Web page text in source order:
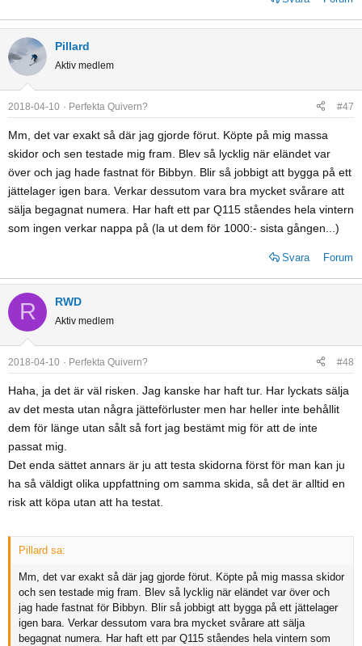
Pillard
Aktiv medlem
2018-04-10 Perfekta Quivern? #47
Mm, det var exakt så där jag gjorde förut. Köpte på mig massa
skidor och sen testade mig fram. Blev så lycklig när eländet var
över och jag hade fastnat för Bibbyn. Blir så jobbigt att bygga på ett
jättelager igen bara. Verkar dessutom vara bra mycket svårare att
sälja begagnat numera. Har haft ett par Q115 ståendes hela vintern
som ingen verkar nappa på (la ut dem för 1000:- sista gången...)
Svara Forum
R RWD
Aktiv medlem
2018-04-10 Perfekta Quivern? #48
Haha, ja det är väl risken. Jag kanske har haft tur. Har lyckats sälja
av det mesta utan några jätteförluster men har heller inte behållit
dem för länge utan sålt så fort jag bestämt mig för att de inte
passat mig.
Det enda sättet annars är ju att testa skidorna först för man kan ju
ha så väldigt olika uppfattning om samma skida, så det är alltid en
risk att köpa utan att ha testat.
Pillard sa:
Mm, det var exakt så där jag gjorde förut. Köpte på mig massa skidor
och sen testade mig fram. Blev så lycklig när eländet var över och
jag hade fastnat för Bibbyn. Blir så jobbigt att bygga på ett jättelager
igen bara. Verkar dessutom vara bra mycket svårare att sälja
begagnat numera. Har haft ett par Q115 ståendes hela vintern som